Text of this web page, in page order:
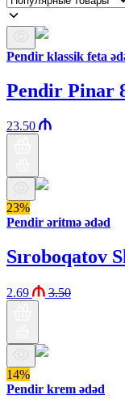
Pendir klassik feta
Pendir Pinar
23.50
23%
Pendir əritmə ədəd
Sıroboqatov
2.69 3.50
14%
Pendir krem ədəd